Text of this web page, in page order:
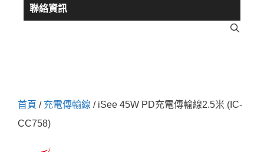
聯絡資訊
首頁 / 充電傳輸線 / iSee 45W PD充電傳輸線2.5米 (IC-
CC758)